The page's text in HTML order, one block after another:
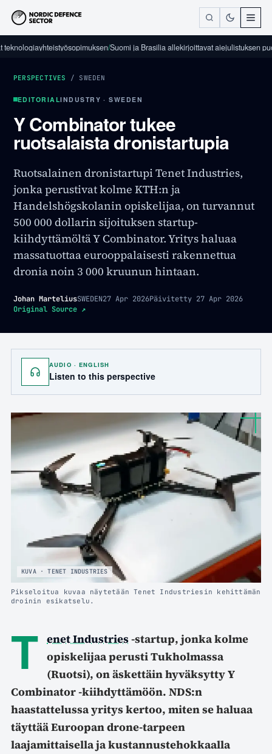
/Suomi ja Brasilia allekirjoittavat aiejulistuksen
PERSPECTIVES / SWEDEN
EDITORIALINDUSTRY · SWEDEN
Y Combinator tukee
ruotsalaista dronistartupia
Ruotsalainen dronistartupi Tenet Industries,
jonka perustivat kolme KTH:n ja
Handelshögskolanin opiskelijaa, on turvannut
500 000 dollarin sijoituksen startup-
kiihdyttämöltä Y Combinator. Yritys haluaa
massatuottaa eurooppalaisesti rakennettua
dronia noin 3 000 kruunun hintaan.
Johan MarteliusSWEDEN27 Apr 2026Päivitetty 27 Apr 2026
Original Source ↗
AUDIO · ENGLISH
Listen to this perspective
KUVA · TENET INDUSTRIES
Pikseloitua kuvaa näytetään Tenet Industriesin kehittämän
droinin esikatselu.
T enet Industries-startup, jonka kolme
opiskelijaa perusti Tukholmassa
(Ruotsi), on äskettäin hyväksytty Y
Combinator -kiihdyttämöön. NDS:n
haastattelussa yritys kertoo, miten se haluaa
täyttää Euroopan drone-tarpeen
laajamittaisella ja kustannustehokkaalla